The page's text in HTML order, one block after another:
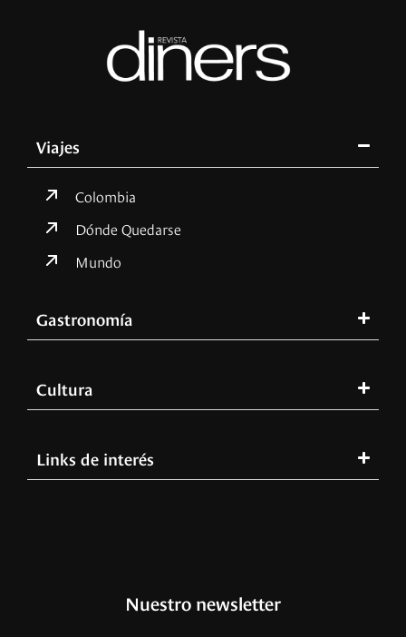
Viajes
Colombia
Dónde Quedarse
Mundo
Gastronomía
Cultura
Links de interés
Nuestro newsletter